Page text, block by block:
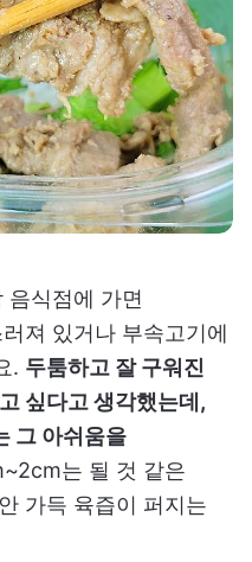
음식점에 가면
져 있거나 부속고기에
. 두툼하고 잘 구워진
싶다고 생각했는데,
그 아쉬움을
는 될 것 같은
가득 육즙이 퍼지는